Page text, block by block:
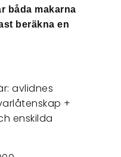
båda makarna
beräkna en
avlidnes
+
enskilda